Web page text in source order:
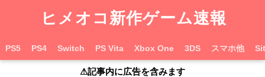
ヒメオコ新作ゲーム速報
PS5 PS4 Switch PS Vita Xbox One 3DS スマホ他
⚠︎記事内に広告を含みます